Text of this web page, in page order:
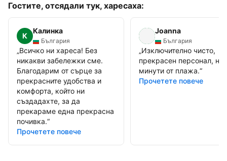
Гостите, отсядали тук, харесаха:
К
Калинка
България
„Всичко ни хареса! Без
никакви забележки сме.
Благодарим от сърце за
прекрасните удобства и
комфорта, който ни
създадахте, за да
прекараме една прекрасна
почивка.“
Прочетете повече
Joanna
България
„Изключително чисто,
прекрасен персонал, на
минути от плажа.“
Прочетете повече